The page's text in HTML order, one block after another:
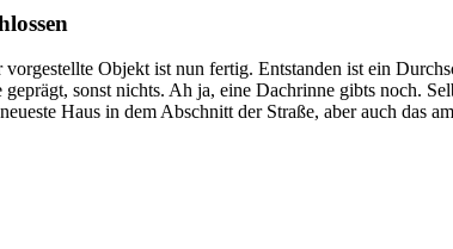
Objekt ist nun fertig. Entstanden ist ein
sonst nichts. Ah ja, eine Dachrinne gibts noch.
Haus in dem Abschnitt der Straße, aber auch das